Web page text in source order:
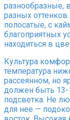
разнообразные,
разных
полосатые, с
благоприятных
находиться в
Культура
температура
рассеянном, но
должен быть 13-
подсветка. Не
для нее —